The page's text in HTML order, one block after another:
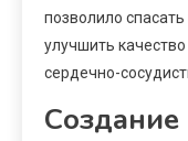
позволило
улучшить
сердечно-